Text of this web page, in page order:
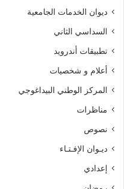
ديوان الخدمات الجامعية
السداسي الثاني
تطبيقات أندرويد
أعلام و شخصيات
المركز الوطني البيداغوجي
مناظرات
نصوص
ديـوان الإفـتـاء
إعدادي